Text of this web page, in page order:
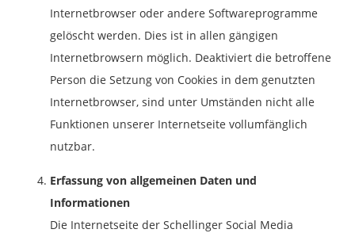
Internetbrowser oder andere Softwareprogramme
gelöscht werden. Dies ist in allen gängigen
Internetbrowsern möglich. Deaktiviert die betroffene
Person die Setzung von Cookies in dem genutzten
Internetbrowser, sind unter Umständen nicht alle
Funktionen unserer Internetseite vollumfänglich
nutzbar.
Erfassung von allgemeinen Daten und
Informationen
Die Internetseite der Schellinger Social Media